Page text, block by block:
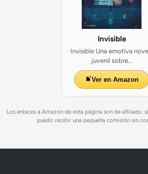
Invisible
Invisible Una emotiva
juvenil sobre...
Ver en Amazon
Los enlaces a Amazon de esta página son de afiliado:
puedo recibir una pequeña comisión sin